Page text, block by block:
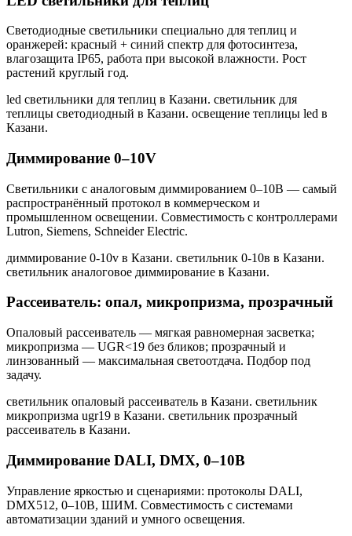
Светодиодные светильники специально для теплиц и
оранжерей: красный + синий спектр для фотосинтеза,
влагозащита IP65, работа при высокой влажности. Рост
растений круглый год.
led светильники для теплиц в Казани. светильник для
теплицы светодиодный в Казани. освещение теплицы led в
Казани.
Диммирование 0–10V
Светильники с аналоговым диммированием 0–10В — самый
распространённый протокол в коммерческом и
промышленном освещении. Совместимость с контроллерами
Lutron, Siemens, Schneider Electric.
диммирование 0-10v в Казани. светильник 0-10в в Казани.
светильник аналоговое диммирование в Казани.
Рассеиватель: опал, микропризма, прозрачный
Опаловый рассеиватель — мягкая равномерная засветка;
микропризма — UGR<19 без бликов; прозрачный и
линзованный — максимальная светоотдача. Подбор под
задачу.
светильник опаловый рассеиватель в Казани. светильник
микропризма ugr19 в Казани. светильник прозрачный
рассеиватель в Казани.
Диммирование DALI, DMX, 0–10В
Управление яркостью и сценариями: протоколы DALI,
DMX512, 0–10В, ШИМ. Совместимость с системами
автоматизации зданий и умного освещения.